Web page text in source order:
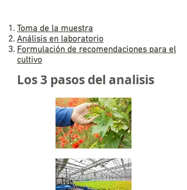
Toma de la muestra
Análisis en laboratorio
Formulación de recomendaciones para el
cultivo
Los 3 pasos del analisis